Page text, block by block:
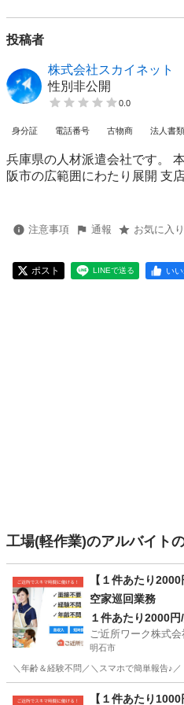
投稿者
株式会社スカイネット
性別非公開
0.0
身分証 電話番号 古物商 法人書類
兵庫県の人材派遣会社です。
阪市の広範囲にわたり展開 支
注意事項 通報 お気に入
ポスト LINEで送る いい
工場(軽作業)のアルバイト
【１件あたり
空家巡回業務
１件あたり2000
ご近所ワーク株式会
明石市
＼年齢＆経験不問／＼スマホで簡単報告♪
その他
【１件あたり